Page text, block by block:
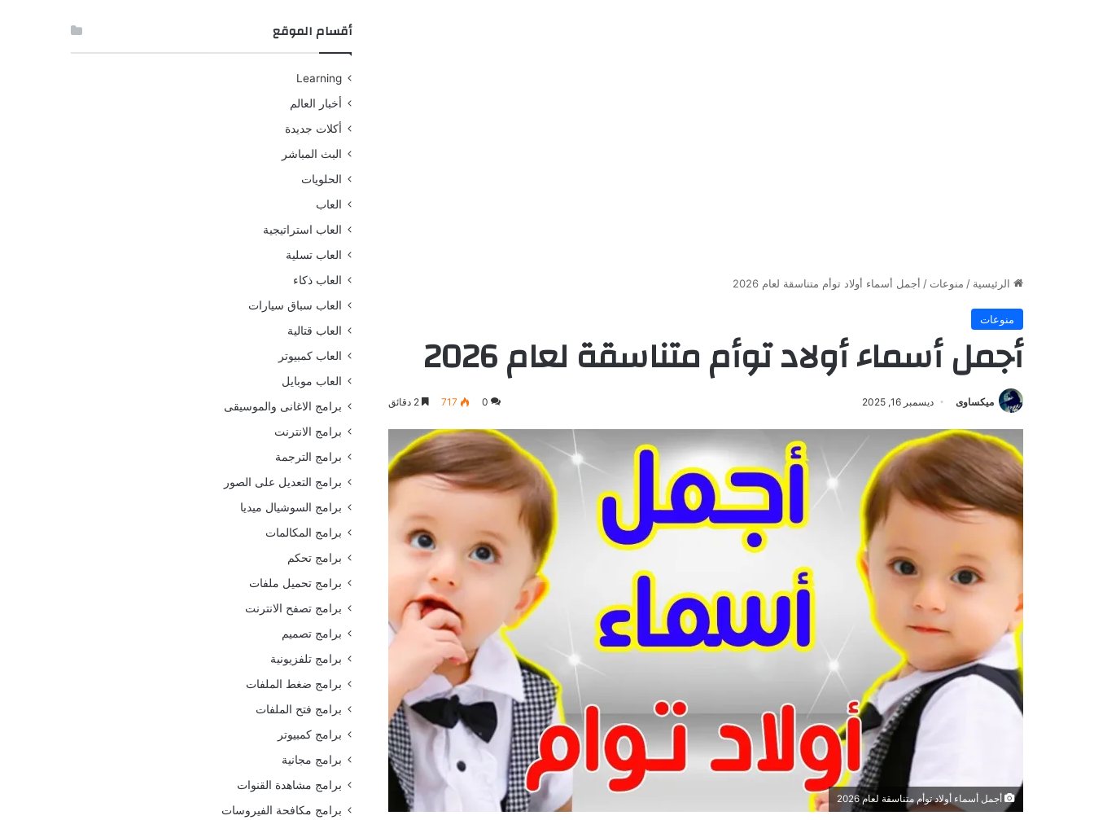
الرئيسية / منوعات / أجمل أسماء أولاد توأم متناسقة لعام 2026
منوعات
أجمل أسماء أولاد توأم متناسقة لعام 2026
ميكساوى ديسمبر 16, 2025 0
717
أجمل أسماء أولاد توأم متناسقة لعام 2026
أقسام الموقع
Learning
أخبار العالم
أكلات جديدة
البث المباشر
الحلويات
العاب
العاب استراتيجية
العاب تسلية
العاب ذكاء
العاب سباق سيارات
العاب قتالية
العاب كمبيوتر
العاب موبايل
برامج الاغانى والموسيقى
برامج الانترنت
برامج الترجمة
برامج التعديل على الصور
برامج السوشيال ميديا
برامج المكالمات
برامج تحكم
برامج تحميل ملفات
برامج تصفح الانترنت
برامج تصميم
برامج تلفزيونية
برامج ضغط الملفات
برامج فتح الملفات
برامج كمبيوتر
برامج مجانية
برامج مشاهدة القنوات
برامج مكافحة الفيروسات